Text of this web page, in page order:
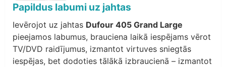
Papildus labumi uz jahtas
Ievērojot uz jahtas Dufour 405 Grand Large
pieejamos labumus, brauciena laikā iespējams vērot
TV/DVD raidījumus, izmantot virtuves sniegtās
iespējas, bet dodoties tālākā izbraucienā – izmantot